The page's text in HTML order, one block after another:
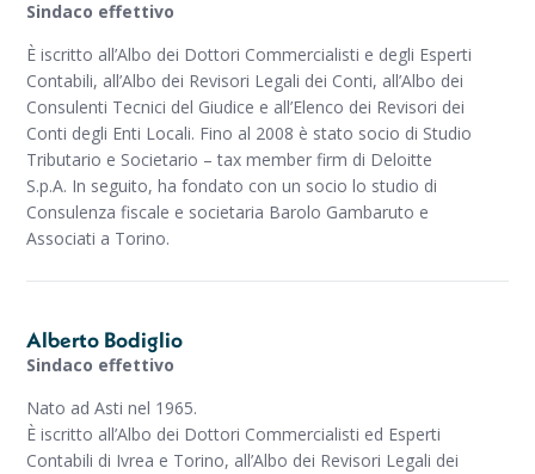
Sindaco effettivo
È iscritto all’Albo dei Dottori Commercialisti e degli Esperti
Contabili, all’Albo dei Revisori Legali dei Conti, all’Albo dei
Consulenti Tecnici del Giudice e all’Elenco dei Revisori dei
Conti degli Enti Locali. Fino al 2008 è stato socio di Studio
Tributario e Societario – tax member firm di Deloitte
S.p.A. In seguito, ha fondato con un socio lo studio di
Consulenza fiscale e societaria Barolo Gambaruto e
Associati a Torino.
Alberto Bodiglio
Sindaco effettivo
Nato ad Asti nel 1965.
È iscritto all’Albo dei Dottori Commercialisti ed Esperti
Contabili di Ivrea e Torino, all’Albo dei Revisori Legali dei